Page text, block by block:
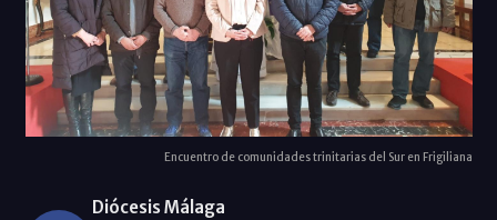
Encuentro de comunidades trinitarias del Sur en Frigiliana
Diócesis Málaga